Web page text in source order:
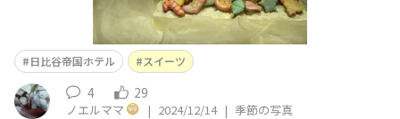
日比谷帝国ホテル スイーツ
4 29
ノエルママ | 2024/12/14 | 季節の写真